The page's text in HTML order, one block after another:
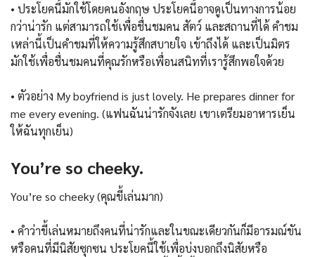
• ประโยคนี้มักใช้โดยคนอังกฤษ ประโยคนี้อาจดูเป็นทางการน้อย
กว่าน่ารัก แต่สามารถใช้เพื่อชื่นชมคน สัตว์ และสถานที่ได้ คำชม
เหล่านี้เป็นคำชมที่ให้ความรู้สึกสบายใจ เข้าถึงได้ และเป็นมิตร
มักใช้เพื่อชื่นชมคนที่คุณรักหรือเพื่อนสนิทที่เรารู้สึกพอใจด้วย
• ตัวอย่าง My boyfriend is just lovely. He prepares dinner for
me every evening. (แฟนฉันน่ารักจังเลย เขาเตรียมอาหารเย็น
ให้ฉันทุกเย็น)
You’re so cheeky.
You’re so cheeky (คุณขี้เล่นมาก)
• คำว่าขี้เล่นหมายถึงคนที่น่ารักและในขณะเดียวกันก็มีอารมณ์ขัน
หรือคนที่มีนิสัยซุกซน ประโยคนี้ใช้เพื่อบ่งบอกถึงนิสัยหรือ